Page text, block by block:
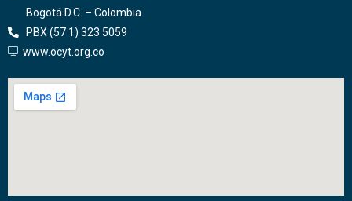
Bogotá D.C. – Colombia
PBX (57 1) 323 5059
www.ocyt.org.co